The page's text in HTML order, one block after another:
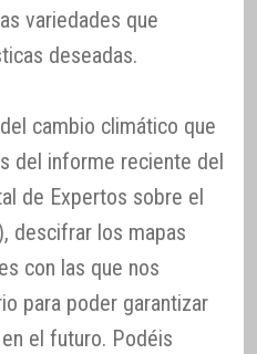
variedades que
deseadas.
cambio climático que
del informe reciente del
de Expertos sobre el
descifrar los mapas
con las que nos
para poder garantizar
el futuro. Podéis